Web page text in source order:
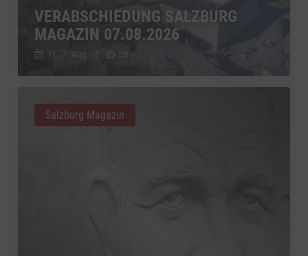
VERABSCHIEDUNG SALZBURG
MAGAZIN 07.08.2026
Fr., 7. Aug. 38
Salzburg Magazin